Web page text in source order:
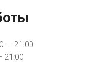
— 21:00
21:00